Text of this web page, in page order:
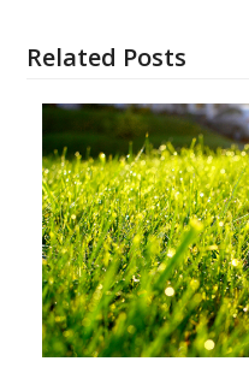
Related Posts